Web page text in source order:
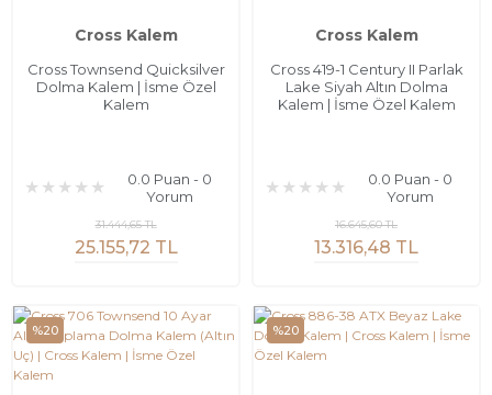
Cross Kalem
Cross Townsend Quicksilver
Dolma Kalem | İsme Özel
Kalem
0.0 Puan - 0
Yorum
25.155,72 TL
31.444,65 TL
Cross Kalem
Cross 419-1 Century II Parlak
Lake Siyah Altın Dolma
Kalem | İsme Özel Kalem
0.0 Puan - 0
Yorum
13.316,48 TL
16.645,60 TL
%20 %20